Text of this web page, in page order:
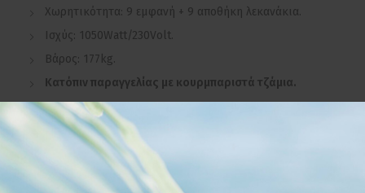
Χωρητικότητα: 9 εμφανή + 9 αποθήκη λεκανάκια.
Ισχύς: 1050Watt/230Volt.
Βάρος: 177kg.
Κατόπιν παραγγελίας με κουρμπαριστά τζάμια.
ΕΠΙΠΛΈΟΝ ΠΛΗΡΟΦΟΡΊΕΣ